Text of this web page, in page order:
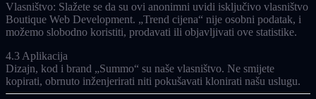
Vlasništvo: Slažete se da su ovi anonimni uvidi isključivo vlasništvo
Boutique Web Development. „Trend cijena“ nije osobni podatak, i
možemo slobodno koristiti, prodavati ili objavljivati ove statistike.
4.3 Aplikacija
Dizajn, kod i brand „Summo“ su naše vlasništvo. Ne smijete
kopirati, obrnuto inženjerirati niti pokušavati klonirati našu uslugu.